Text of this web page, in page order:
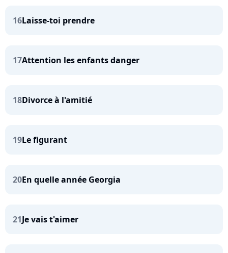
16Laisse-toi prendre
17Attention les enfants danger
18Divorce à l'amitié
19Le figurant
20En quelle année Georgia
21Je vais t'aimer